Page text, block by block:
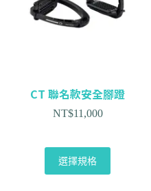
CT 聯名款安全腳蹬
NT$11,000
選擇規格